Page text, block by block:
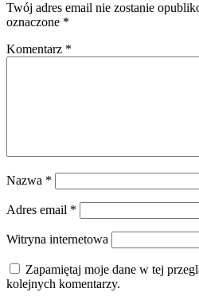
Twój adres email nie zostanie
oznaczone *
Komentarz *
Nazwa *
Adres email *
Witryna internetowa
Zapamiętaj moje dane w tej
kolejnych komentarzy.